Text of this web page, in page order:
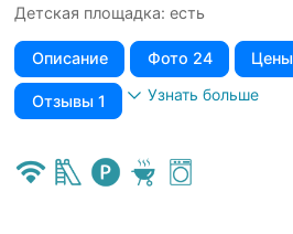
Детская площадка: есть
Описание Фото 24 Цены
Отзывы 1 Узнать больше